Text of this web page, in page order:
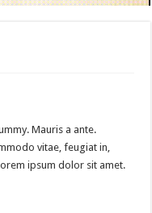
Mauris a ante.
vitae, feugiat in,
ipsum dolor sit amet.